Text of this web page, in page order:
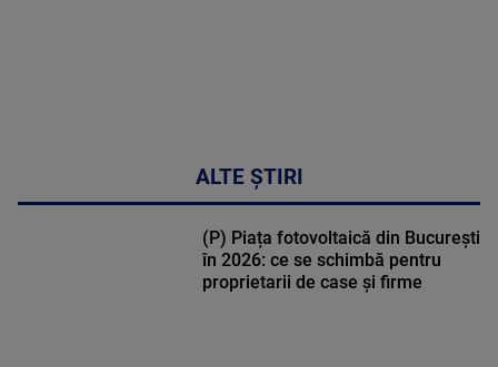
ALTE ȘTIRI
(P) Piața fotovoltaică din București
în 2026: ce se schimbă pentru
proprietarii de case și firme